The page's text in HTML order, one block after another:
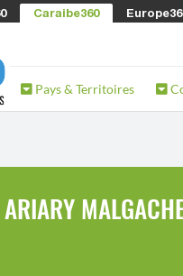
Caraibe360
Pays & Territoires